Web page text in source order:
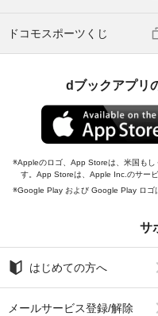
ドコモスポーツくじ
dブックアプリ
Appleのロゴ、App Storeは、米国も
す。App Storeは、Apple Inc.のサービ
Google Play および Google Play ロゴ
サ
はじめての方へ
メールサービス登録/解除